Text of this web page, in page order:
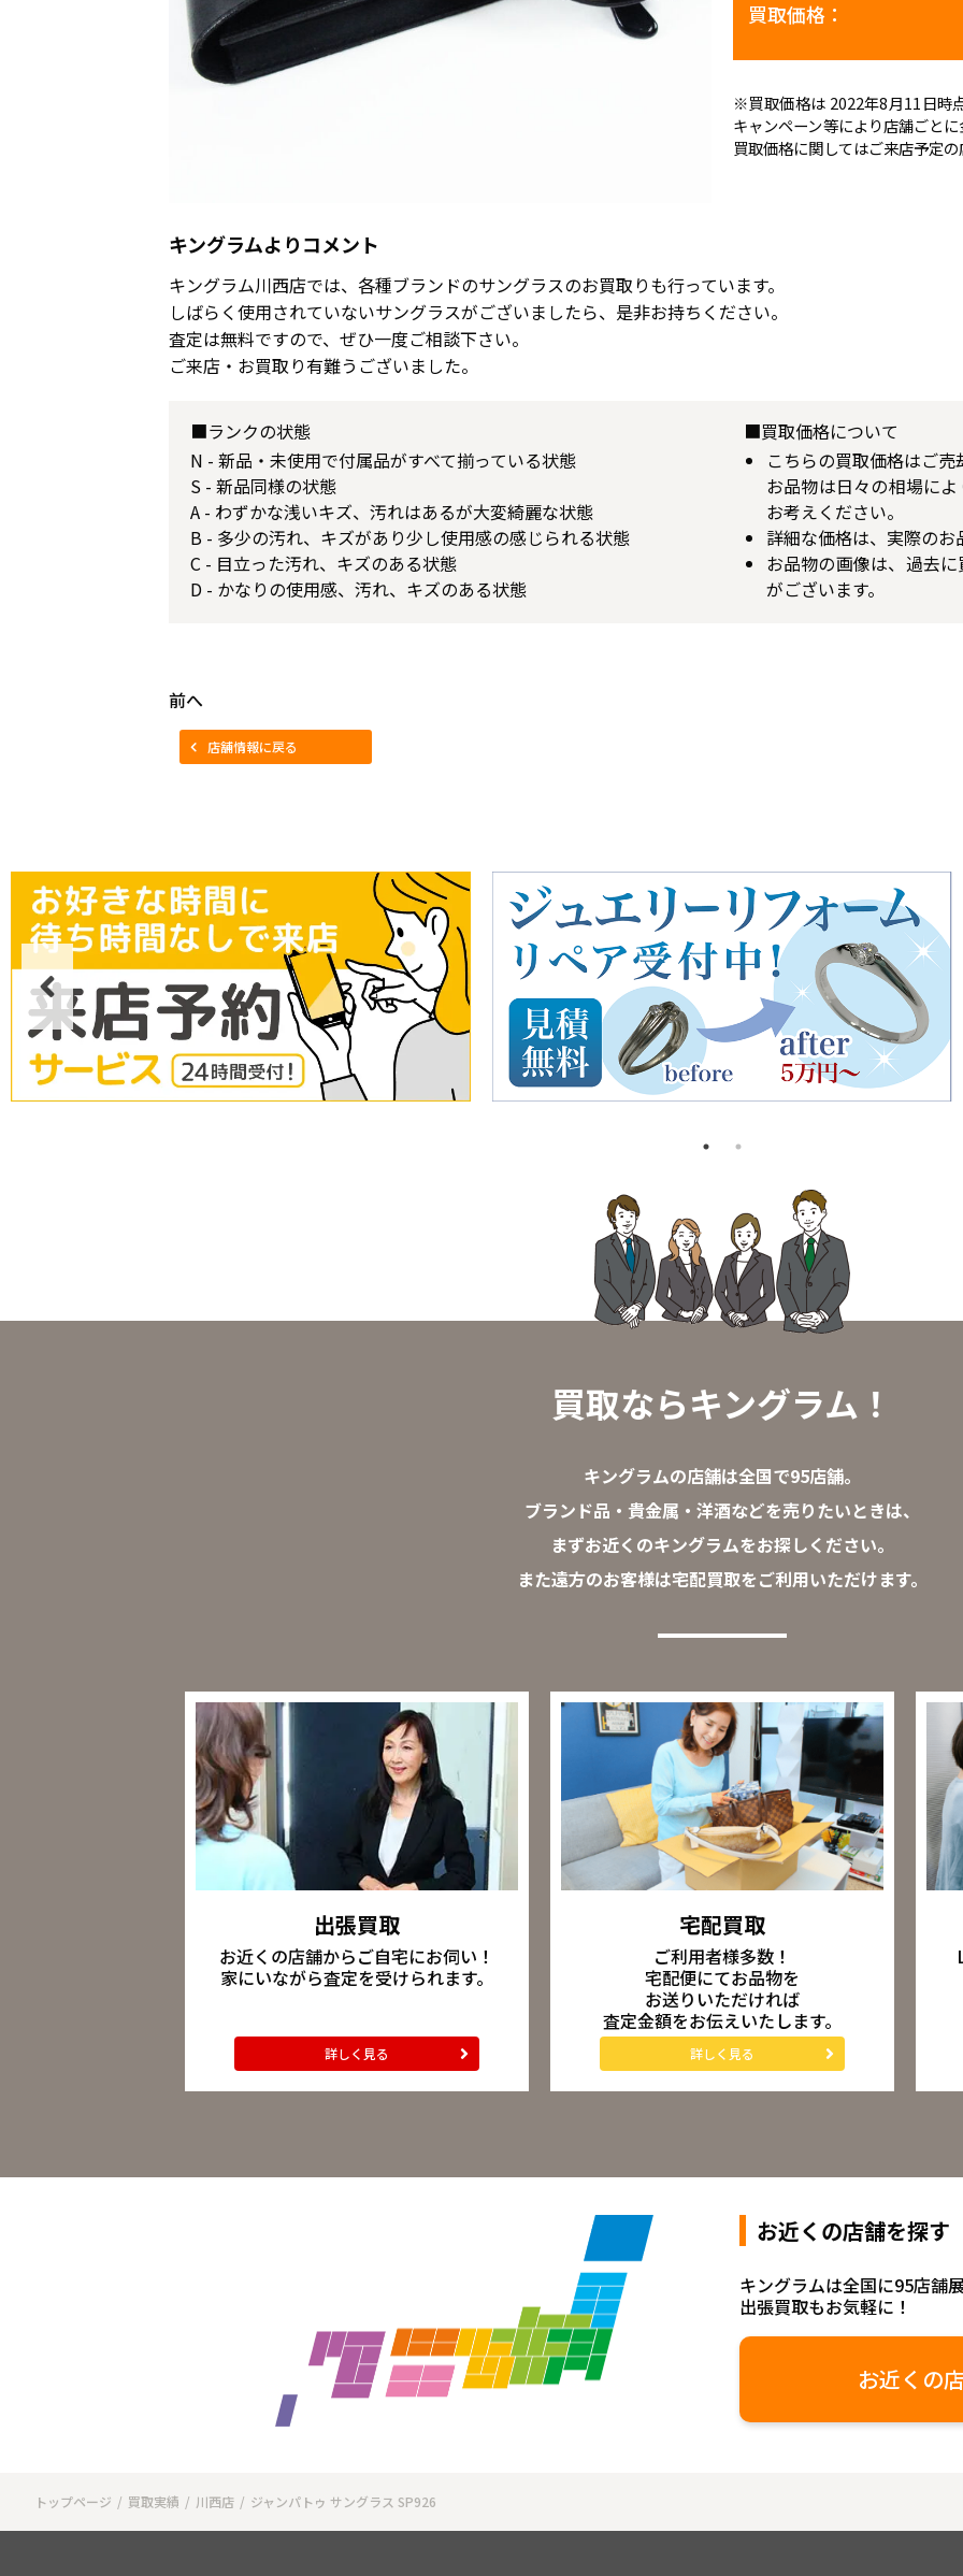
買取価格：
※買取価格は 2022年8月11日時
キャンペーン等により店舗ごと
買取価格に関してはご来店予定
キングラムよりコメント
キングラム川西店では、各種ブランドのサングラスのお買取りも行っています。
しばらく使用されていないサングラスがございましたら、是非お持ちください。
査定は無料ですので、ぜひ一度ご相談下さい。
ご来店・お買取り有難うございました。
■ランクの状態
N - 新品・未使用で付属品がすべて揃っている状態
S - 新品同様の状態
A - わずかな浅いキズ、汚れはあるが大変綺麗な状態
B - 多少の汚れ、キズがあり少し使用感の感じられる状態
C - 目立った汚れ、キズのある状態
D - かなりの使用感、汚れ、キズのある状態
■買取価格について
こちらの買取価格はご
お品物は日々の相場に
お考えください。
詳細な価格は、実際の
お品物の画像は、過去
がございます。
前へ
店舗情報に戻る
買取ならキングラム！
キングラムの店舗は全国で95店舗。
ブランド品・貴金属・洋酒などを売りたいときは、
まずお近くのキングラムをお探しください。
また遠方のお客様は宅配買取をご利用いただけます。
出張買取
お近くの店舗からご自宅にお伺い！
家にいながら査定を受けられます。
詳しく見る
宅配買取
ご利用者様多数！
宅配便にてお品物を
お送りいただければ
査定金額をお伝えいたします。
詳しく見る
お近くの店舗を探す
キングラムは全国に95店舗
出張買取もお気軽に！
お近くの
トップページ 買取実績 川西店 ジャンパトゥ サングラス SP926